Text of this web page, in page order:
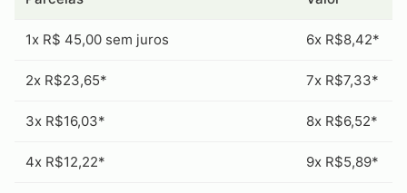
1x R$ 45,00 sem juros 6x R$8,42*
2x R$23,65* 7x R$7,33*
3x R$16,03* 8x R$6,52*
4x R$12,22* 9x R$5,89*